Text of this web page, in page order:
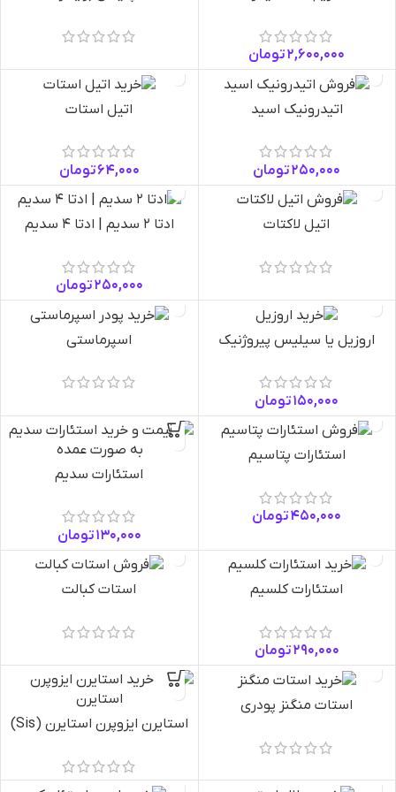
باعث کاهش وزن محصولات شده و از راندمان بالاتری برخوردارند.
مصرف پایین انرژی: شرکت‌های تولید کننده مواد اولیه در حال
توسعه موادی هستند که در تولید محصولات نیاز به مصرف کمتری
از انرژی داشته باشند و در نتیجه، به افزایش راندمان و کاهش
هزینه‌ها منجر شوند.
این تنها چند مثال از کاربردهای جدید مواد اولیه صنعتی در صنایع
2,600,000تومان
اتیدرونیک اسید
250,000تومان
اتیل استات
64,000تومان
اتیل لاکتات ادتا 2 سدیم | ادتا 4 سدیم
250,000تومان
اروزیل یا سیلیس پیروژنیک
150,000تومان
اسپرماستی
استئارات پتاسیم
450,000تومان
استئارات سدیم
130,000تومان
استئارات کلسیم
290,000تومان
استات کبالت
استات منگنز پودری
استایرن ایزوپرن استایرن (Sis)